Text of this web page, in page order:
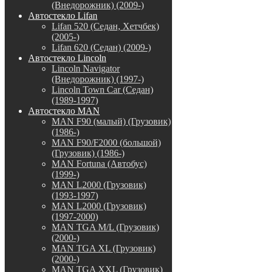
(Внедорожник) (2009-)
Автостекло Lifan
Lifan 520 (Седан, Хетчбек)
(2005-)
Lifan 620 (Седан) (2009-)
Автостекло Lincoln
Lincoln Navigator
(Внедорожник) (1997-)
Lincoln Town Car (Седан)
(1989-1997)
Автостекло MAN
MAN F90 (малый) (Грузовик)
(1986-)
MAN F90/F2000 (большой)
(Грузовик) (1986-)
MAN Fortuna (Автобус)
(1999-)
MAN L2000 (Грузовик)
(1993-1997)
MAN L2000 (Грузовик)
(1997-2000)
MAN TGA M/L (Грузовик)
(2000-)
MAN TGA XL (Грузовик)
(2000-)
MAN TGA XXL (Грузовик)